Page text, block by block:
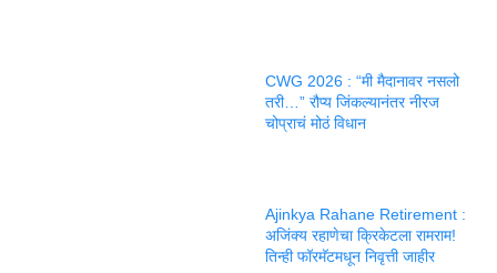
CWG 2026 : “मी मैदानावर नसलो
तरी…” रौप्य जिंकल्यानंतर नीरज
चोप्राचं मोठं विधान
Ajinkya Rahane Retirement :
अजिंक्य रहाणेचा क्रिकेटला रामराम!
तिन्ही फॉरमॅटमधून निवृत्ती जाहीर